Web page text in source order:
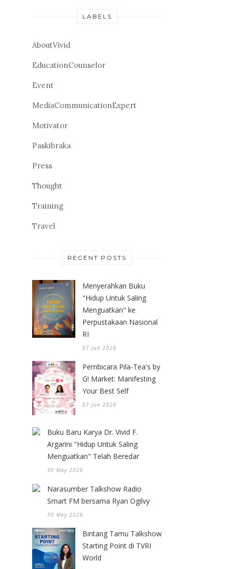
LABELS
AboutVivid
EducationCounselor
Event
MediaCommunicationExpert
Motivator
Paskibraka
Press
Thought
Training
Travel
RECENT POSTS
Menyerahkan Buku
"Hidup Untuk Saling
Menguatkan" ke
Perpustakaan Nasional
RI
07 Jun 2026
Pembicara Pila-Tea's by
G! Market: Manifesting
Your Best Self
07 Jun 2026
Buku Baru Karya Dr. Vivid F.
Argarini "Hidup Untuk Saling
Menguatkan" Telah Beredar
30 May 2026
Narasumber Talkshow Radio
Smart FM bersama Ryan Ogilvy
30 May 2026
Bintang Tamu Talkshow
Starting Point di TVRI
World